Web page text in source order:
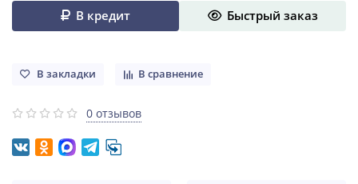
В кредит Быстрый заказ
В закладки В сравнение
0 отзывов